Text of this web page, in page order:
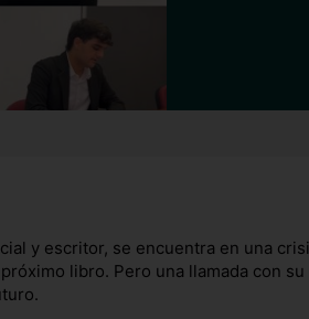
y escritor, se encuentra en una
libro. Pero una llamada con su